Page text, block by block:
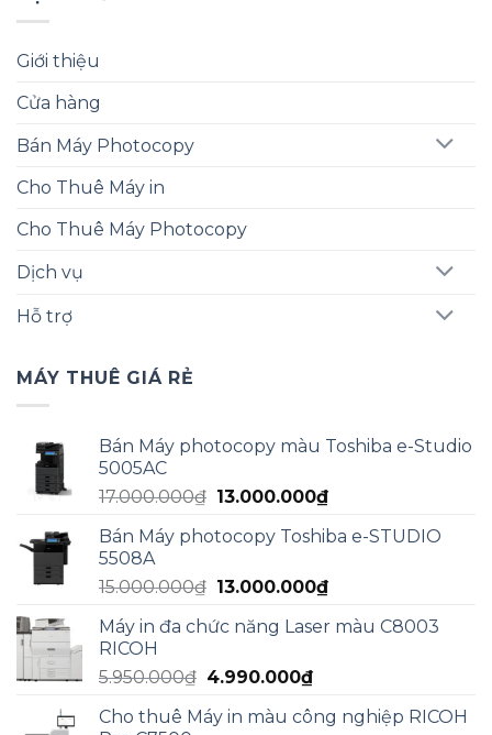
Giới thiệu
Cửa hàng
Bán Máy Photocopy
Cho Thuê Máy in
Cho Thuê Máy Photocopy
Dịch vụ
Hỗ trợ
MÁY THUÊ GIÁ RẺ
Bán Máy photocopy màu Toshiba e-Studio
5005AC
17.000.000₫ Giá
là:
13.000.000₫Giá
tại
13.000.000₫.
Bán Máy photocopy Toshiba e-STUDIO
5508A
15.000.000₫ Giá
là:
13.000.000₫Giá
tại
Máy in đa chức năng Laser màu C8003
RICOH
5.950.000₫ Giá
là:
4.990.000₫Giá
tại
Cho thuê Máy in màu công nghiệp RICOH